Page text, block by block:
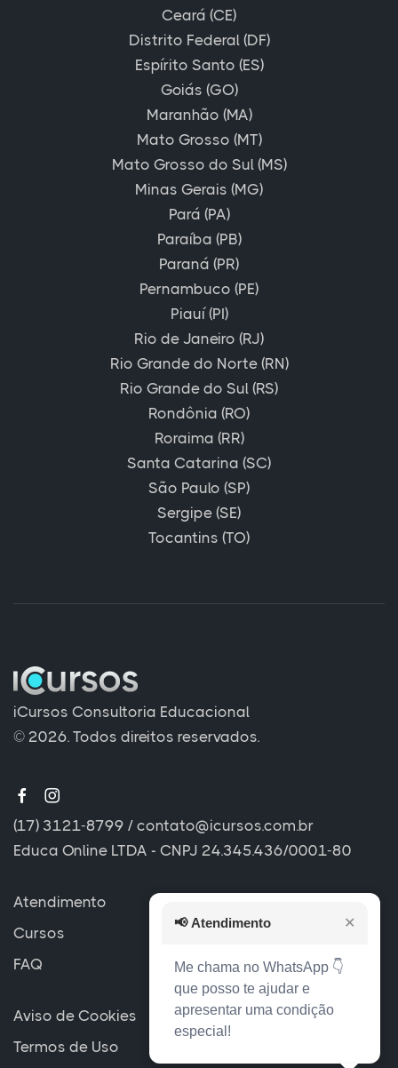
Ceará (CE)
Distrito Federal (DF)
Espírito Santo (ES)
Goiás (GO)
Maranhão (MA)
Mato Grosso (MT)
Mato Grosso do Sul (MS)
Minas Gerais (MG)
Pará (PA)
Paraíba (PB)
Paraná (PR)
Pernambuco (PE)
Piauí (PI)
Rio de Janeiro (RJ)
Rio Grande do Norte (RN)
Rio Grande do Sul (RS)
Rondônia (RO)
Roraima (RR)
Santa Catarina (SC)
São Paulo (SP)
Sergipe (SE)
Tocantins (TO)
iCursos Consultoria Educacional
© 2026. Todos direitos reservados.
(17) 3121-8799 / contato@icursos.com.br
Educa Online LTDA - CNPJ 24.345.436/0001-80
Atendimento
Cursos
FAQ
Aviso de Cookies
Termos de Uso
📢 Atendimento ✕
Me chama no WhatsApp 👇
que posso te ajudar e
apresentar uma condição
especial!